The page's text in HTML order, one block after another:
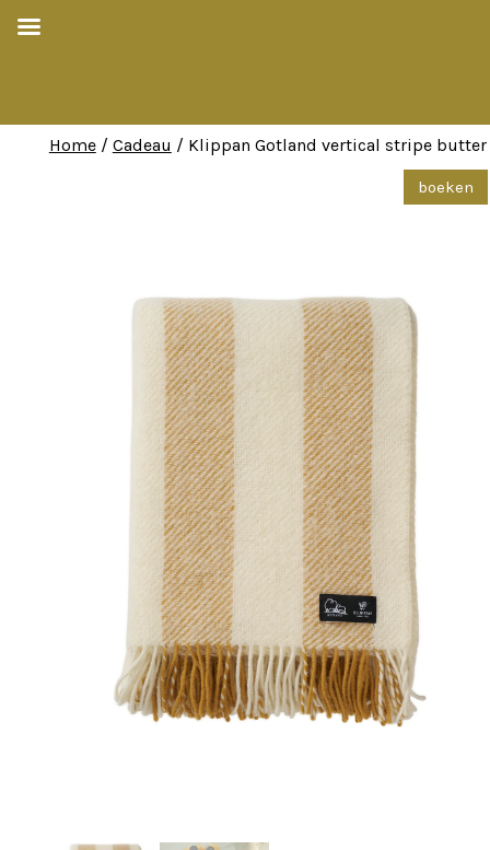
Home/ Cadeau / Klippan Gotland vertical stripe butter